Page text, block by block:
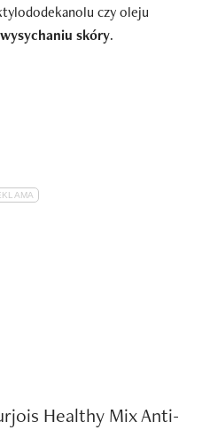
czy oleju
skóry.
Healthy Mix Anti-